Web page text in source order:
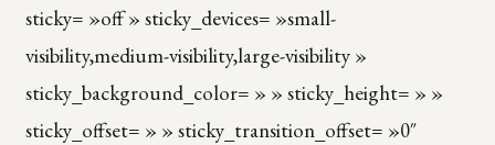
sticky= »off » sticky_devices= »small-
visibility,medium-visibility,large-visibility »
sticky_background_color= » » sticky_height= » »
sticky_offset= » » sticky_transition_offset= »0″